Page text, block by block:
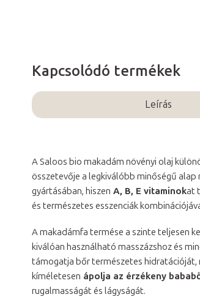
Kapcsolódó termékek
Leírás
A Saloos bio makadám növényi olaj
összetevője a legkiválóbb minőségű alap
gyártásában, hiszen A, B, E vitaminokat
és természetes esszenciák
A makadámfa termése a szinte teljesen
kiválóan használható masszázshoz és
támogatja bőr természetes hidratációját,
kíméletesen ápolja az érzékeny
rugalmasságát és lágyságát.